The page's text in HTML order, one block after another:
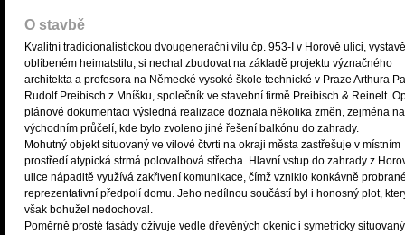
O stavbě
Kvalitní tradicionalistickou dvougenerační vilu čp. 953-I v Horově ulici,
oblíbeném heimatstilu, si nechal zbudovat na základě projektu význačného
architekta a profesora na Německé vysoké škole technické v Praze Arthura
Rudolf Preibisch z Mníšku, společník ve stavební firmě Preibisch & Reinelt.
plánové dokumentaci výsledná realizace doznala několika změn, zejména na
východním průčelí, kde bylo zvoleno jiné řešení balkónu do zahrady.
Mohutný objekt situovaný ve vilové čtvrti na okraji města zastřešuje v místním
prostředí atypická strmá polovalbová střecha. Hlavní vstup do zahrady z
ulice nápaditě využívá zakřivení komunikace, čímž vzniklo konkávně
reprezentativní předpolí domu. Jeho nedílnou součástí byl i honosný plot,
však bohužel nedochoval.
Poměrně prosté fasády oživuje vedle dřevěných okenic i symetricky situovaný